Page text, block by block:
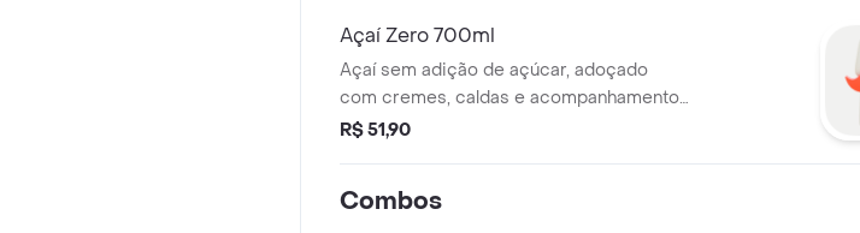
Açaí Zero 700ml
Açaí sem adição de açúcar, adoçado
com cremes, caldas e acompanhamentos
a sua escolha. Imagem Ilustrativa
R$ 51,90
Combos